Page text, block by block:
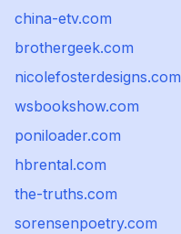
china-etv.com
brothergeek.com
nicolefosterdesigns.com
wsbookshow.com
poniloader.com
hbrental.com
the-truths.com
sorensenpoetry.com